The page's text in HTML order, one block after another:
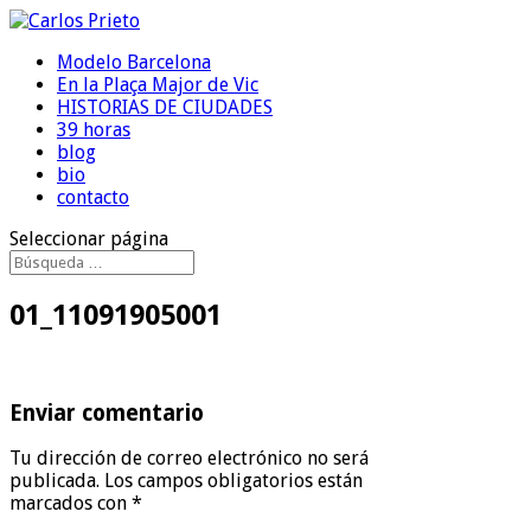
Modelo Barcelona
En la Plaça Major de Vic
HISTORIAS DE CIUDADES
39 horas
blog
bio
contacto
Seleccionar página
01_11091905001
Enviar comentario
Tu dirección de correo electrónico no será
publicada. Los campos obligatorios están
marcados con *